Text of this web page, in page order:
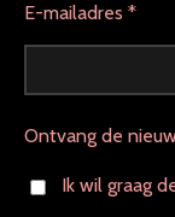
E-mailadres *
Ontvang de
Ik wil graag